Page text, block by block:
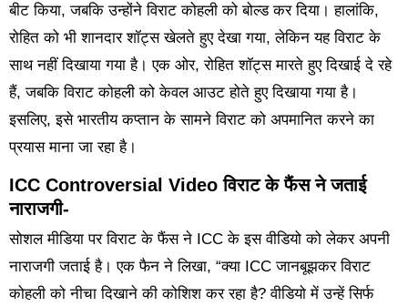
बीट किया, जबकि उन्होंने विराट कोहली को बोल्ड कर दिया। हालांकि,
रोहित को भी शानदार शॉट्स खेलते हुए देखा गया, लेकिन यह विराट के
साथ नहीं दिखाया गया है। एक ओर, रोहित शॉट्स मारते हुए दिखाई दे रहे
हैं, जबकि विराट कोहली को केवल आउट होते हुए दिखाया गया है।
इसलिए, इसे भारतीय कप्तान के सामने विराट को अपमानित करने का
प्रयास माना जा रहा है।
ICC Controversial Video विराट के फैंस ने जताई
नाराजगी-
सोशल मीडिया पर विराट के फैंस ने ICC के इस वीडियो को लेकर अपनी
नाराजगी जताई है। एक फैन ने लिखा, “क्या ICC जानबूझकर विराट
कोहली को नीचा दिखाने की कोशिश कर रहा है? वीडियो में उन्हें सिर्फ